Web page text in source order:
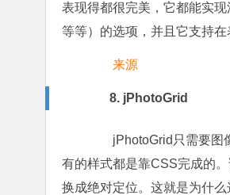
表现得都很完美，它都能实
等等）的选项，并且它支持
来源
8. jPhotoGrid
jPhotoGrid只需要图像
有的样式都是靠CSS完成的
换成绝对定位。这就是为什